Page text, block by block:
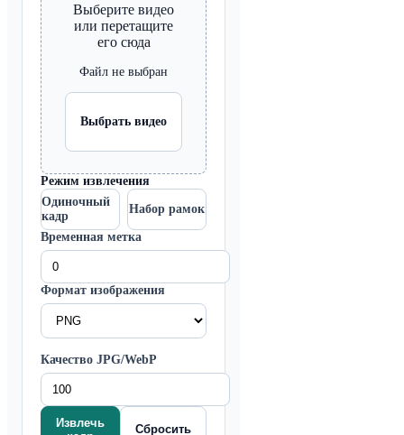
Выберите видео
или перетащите
его сюда
Файл не выбран
Выбрать видео
Режим извлечения
Одиночный
кадр
Набор рамок
Временная метка
Формат изображения
Качество JPG/WebP
Извлечь
Сбросить